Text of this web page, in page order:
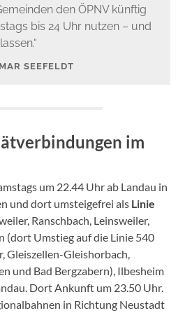
den ÖPNV künftig
bis 24 Uhr nutzen – und
SEEFELDT
im
um 22.44 Uhr ab Landau in
und dort umsteigefrei als Linie
Ranschbach, Leinsweiler,
(dort Umstieg auf die Linie 540
Gleiszellen-Gleishorbach,
und Bad Bergzabern), Ilbesheim
Dort Ankunft um 23.50 Uhr.
in Richtung Neustadt